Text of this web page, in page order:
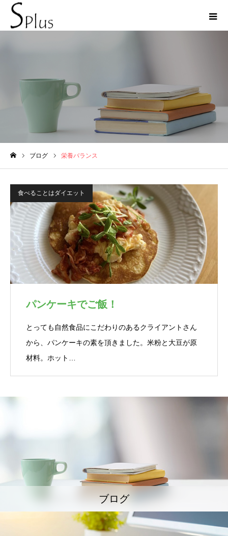
栄養バランス
ブログ 栄養バランス
食べることはダイエット
パンケーキでご飯！
とっても自然食品にこだわりのあるクライアントさん
から、パンケーキの素を頂きました。米粉と大豆が原
材料。ホット…
ブログ